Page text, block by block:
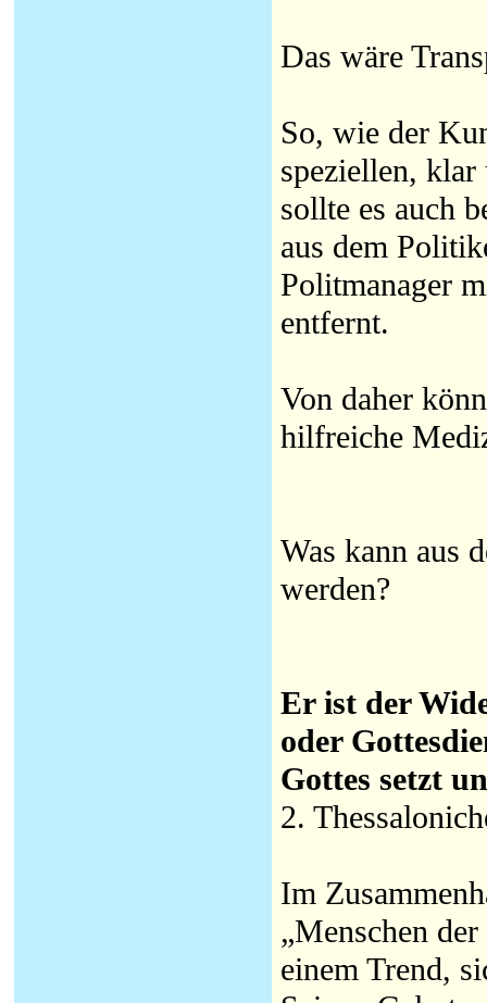
Das wäre
So, wie der
speziellen, klar
sollte es auch
aus dem
Politmanager
entfernt.
Von daher
hilfreiche
Was kann aus
werden?
Er ist der
oder
Gottes setzt
2.
Im
„Menschen
einem Trend,